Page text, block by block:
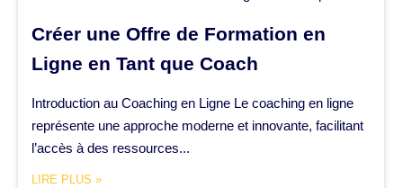
Créer une Offre de Formation en
Ligne en Tant que Coach
Introduction au Coaching en Ligne Le coaching en ligne
représente une approche moderne et innovante, facilitant
l’accès à des ressources...
LIRE PLUS »